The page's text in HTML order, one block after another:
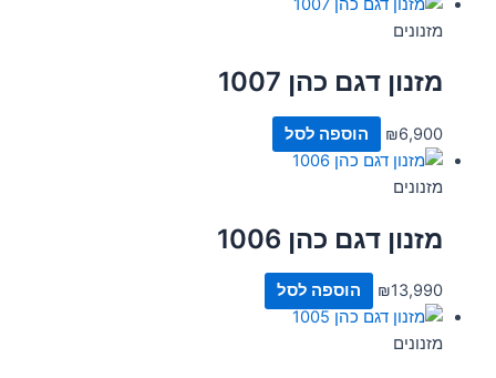
מזנונים
מזנון דגם כהן 1007
₪6,900 הוספה לסל
מזנונים
מזנון דגם כהן 1006
₪13,990 הוספה לסל
מזנונים